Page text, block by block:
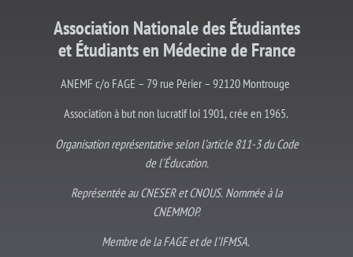
Association Nationale des Étudiantes
etÉtudiantsen Médecine de France
ANEMF c/o FAGE – 79 rue Périer – 92120 Montrouge
Association à but non lucratif loi 1901, crée en 1965.
Organisation représentative selon l’article 811-3 du Code
de l’Éducation.
Représentée au CNESER et CNOUS. Nommée à la
CNEMMOP.
Membre de la FAGE et de l’IFMSA.